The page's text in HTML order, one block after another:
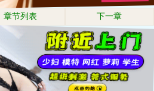
章节列表 下一章